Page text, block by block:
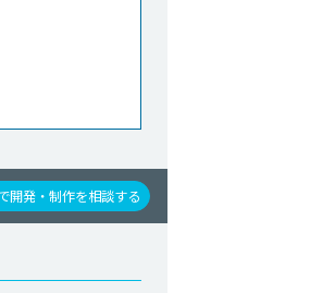
開発・制作を相談する